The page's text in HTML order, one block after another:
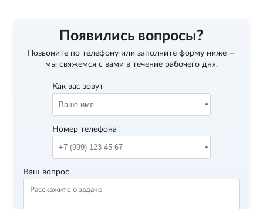
Появились вопросы?
Позвоните по телефону или заполните форму ниже —
мы свяжемся с вами в течение рабочего дня.
Как вас зовут
Номер телефона
Ваш вопрос